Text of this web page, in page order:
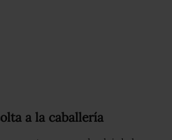
a la caballería